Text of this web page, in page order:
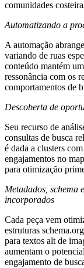
comunidades
Automatizando a
A automação
variando de ruas
conteúdo mantém
ressonância com os
comportamentos de
Descoberta de
Seu recurso de
consultas de busca
é dada a clusters
engajamentos no
para otimização
Metadados, schema
incorporados
Cada peça vem
estruturas
para textos alt de
aumentam o
engajamento de